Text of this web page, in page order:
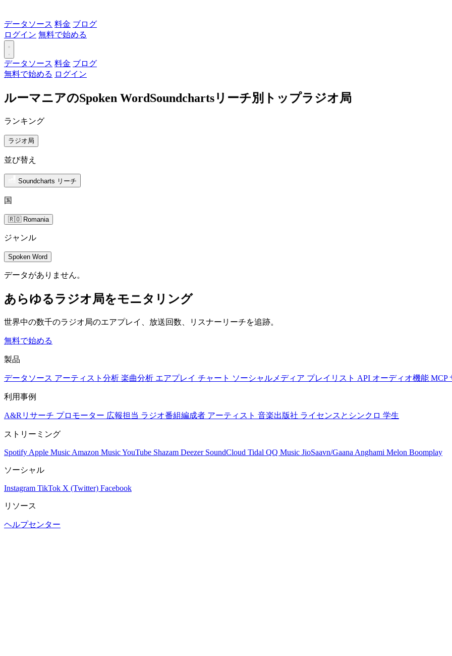
データソース 料金 ブログ
ログイン 無料で始める
データソース 料金 ブログ
無料で始める ログイン
ルーマニアのSpoken WordSoundchartsリーチ別トップラジオ局
ランキング
ラジオ局
並び替え
Soundcharts リーチ
国
🇷🇴 Romania
ジャンル
Spoken Word
データがありません。
あらゆるラジオ局をモニタリング
世界中の数千のラジオ局のエアプレイ、放送回数、リスナーリーチを追跡。
無料で始める
製品
データソース アーティスト分析 楽曲分析 エアプレイ チャート ソーシャルメディア プレイリスト API オーディオ機能 MCP
利用事例
A&Rリサーチ プロモーター 広報担当 ラジオ番組編成者 アーティスト 音楽出版社 ライセンスとシンクロ 学生
ストリーミング
Spotify Apple Music Amazon MusicYouTube Shazam Deezer SoundCloud Tidal QQ Music JioSaavn/Gaana Anghami Melon Boomplay
ソーシャル
Instagram TikTok X (Twitter) Facebook
リソース
ヘルプセンター